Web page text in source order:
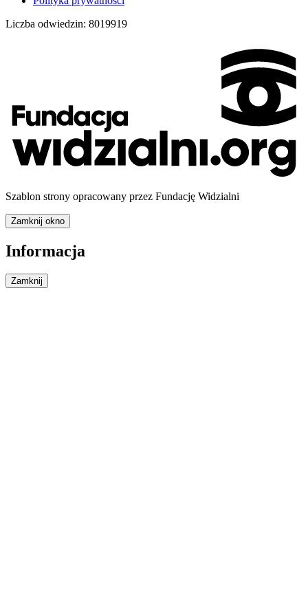
Liczba odwiedzin: 8019919
Szablon strony opracowany przez Fundację Widzialni
Zamknij okno
Informacja
Zamknij